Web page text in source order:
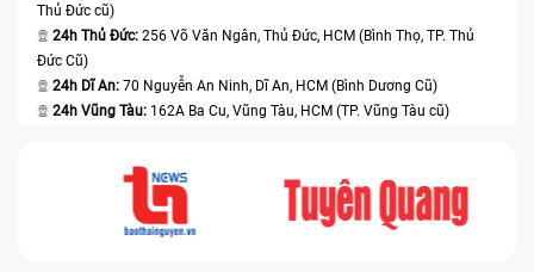
Thủ Đức cũ)
24h Thủ Đức: 256 Võ Văn Ngân, Thủ Đức, HCM (Bình Thọ, TP. Thủ
Đức Cũ)
24h Dĩ An: 70 Nguyễn An Ninh, Dĩ An, HCM (Bình Dương Cũ)
24h Vũng Tàu: 162A Ba Cu, Vũng Tàu, HCM (TP. Vũng Tàu cũ)